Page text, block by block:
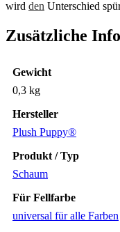
wird den Unterschied
Zusätzliche
Gewicht
0,3 kg
Hersteller
Plush Puppy®
Produkt / Typ
Schaum
Für Fellfarbe
universal für alle Farben